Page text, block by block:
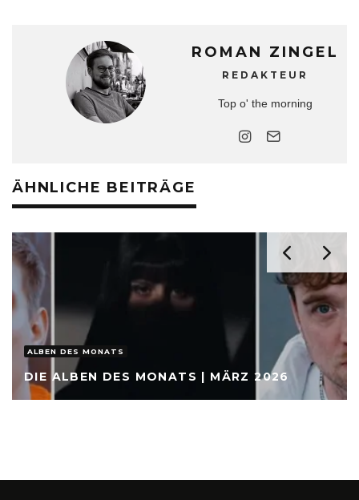
ROMAN ZINGEL
REDAKTEUR
Top o' the morning
ÄHNLICHE BEITRÄGE
ALBEN DES MONATS
DIE ALBEN DES MONATS | MÄRZ 2026